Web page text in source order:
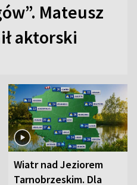
Mateusz
aktorski
Wiatr nad Jeziorem
Tarnobrzeskim. Dla